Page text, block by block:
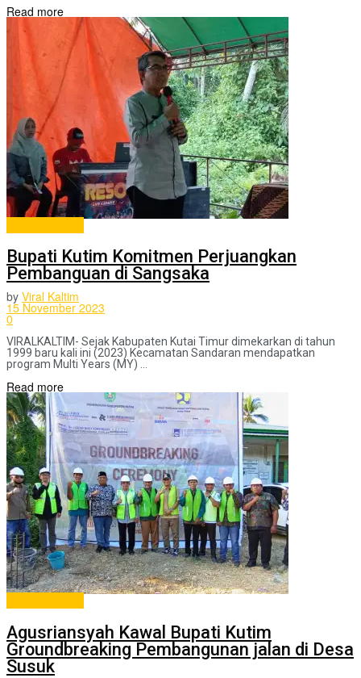
Read more
Bupati Kutim Komitmen Perjuangkan
Pembanguan di Sangsaka
by Viral Kaltim
15 November 2023
0
VIRALKALTIM- Sejak Kabupaten Kutai Timur dimekarkan di tahun
1999 baru kali ini (2023) Kecamatan Sandaran mendapatkan
program Multi Years (MY) ...
Read more
Agusriansyah Kawal Bupati Kutim
Groundbreaking Pembangunan jalan di Desa
Susuk